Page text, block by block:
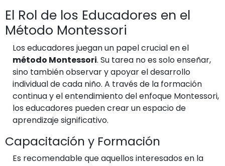
El Rol de los Educadores en el
Método Montessori
Los educadores juegan un papel crucial en el
método Montessori. Su tarea no es solo enseñar,
sino también observar y apoyar el desarrollo
individual de cada niño. A través de la formación
continua y el entendimiento del enfoque Montessori,
los educadores pueden crear un espacio de
aprendizaje significativo.
Capacitación y Formación
Es recomendable que aquellos interesados en la